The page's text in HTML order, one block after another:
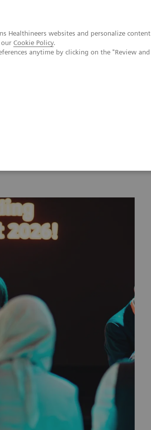
Healthineers websites and personalize content
Cookie Policy.
anytime by clicking on the "Review and